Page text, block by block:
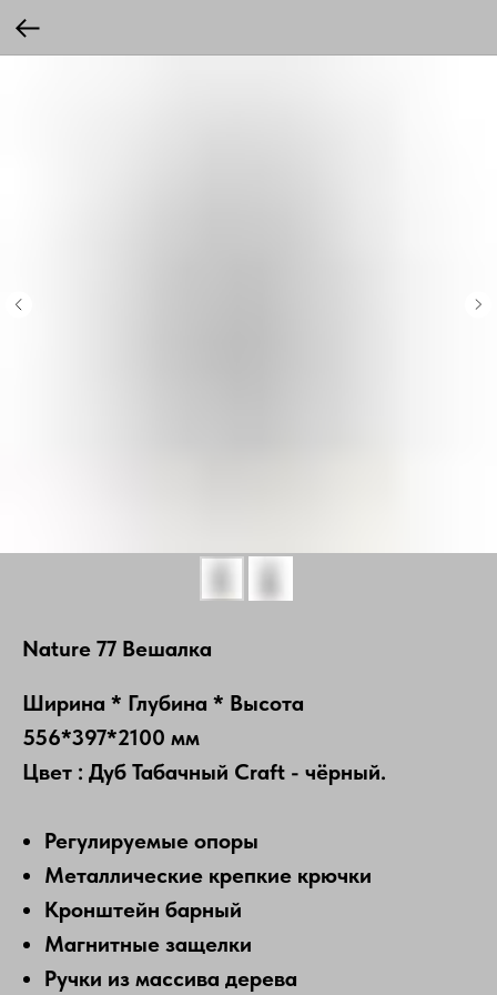
Nature 77 Вешалка
Ширина * Глубина * Высота
556*397*2100 мм
Цвет : Дуб Табачный Craft - чёрный.
Регулируемые опоры
Металлические крепкие крючки
Кронштейн барный
Магнитные защелки
Ручки из массива дерева